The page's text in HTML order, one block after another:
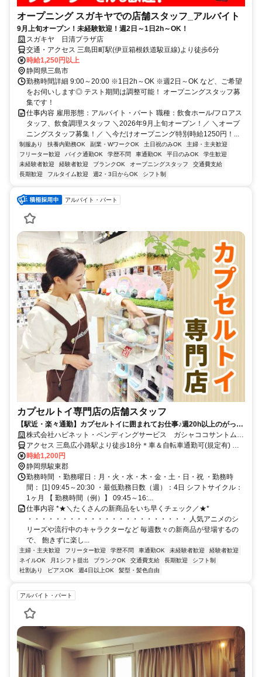
オープニング スガキヤでの店舗スタッフ_アルバイト
9月上旬オープン！未経験歓迎！週2日～1日2h～OK！
スガキヤ 日清プラザ店
交通・アクセス 三島田町駅(伊豆箱根鉄道駿豆線)より徒歩6分
時給1,250円以上
静岡県三島市
勤務時間詳細 9:00～20:00 ※1日2h～OK ※週2日～OK など、ご希望
をお伺いします◎ テスト期間は調整可能！ オープニングスタッフ募
集です！
仕事内容 雇用形態：アルバイト・パート 職種：飲食ホール/フロアス
タッフ、飲食調理スタッフ ＼2026年9月上旬オープン！／ ＼オープ
ニングスタッフ募集！／ ＼今だけオープニング特別時給1250円！...
制服あり 扶養内勤務OK 副業・WワークOK 土日祝のみOK
主婦・主夫歓迎
フリーター歓迎
バイク通勤OK 学歴不問 車通勤OK 平日のみOK
学生歓迎
未経験者歓迎
経験者歓迎 ブランクOK オープニングスタッフ
交通費支給
長期歓迎
フルタイム歓迎 週2・3日からOK シフト制
アルバイト・パート
カプセルトイ専門店の店舗スタッフ
【駅近・楽々通勤】カプセルトイに囲まれてお仕事♪週20h以上のがっつ
り働けるシフトです◎髪色自由・ネイル＆ピアスOK
株式会社ハピネット・ベンディングサービス ガシャココサントムー
ン柿田川
アクセス 三島広小路駅より徒歩18分＊車＆自転車通勤可(規定有) ★
公共交通機関の場合交通費全額支給
時給1,200円
静岡県駿東郡
勤務時間 ・勤務曜日：月・火・水・木・金・土・日・祝 ・勤務時
間： [1] 09:45～20:30 ・最低勤務日数（週）：4日 シフトサイクル：
1ヶ月 【 勤務時間（例）】 09:45～16:...
仕事内容 *★＼たくさんの新商品をいち早くチェック／★*
・・・・・・・・・・・・・・・・・・・・・・・ 人気アニメのシ
リーズや流行中のキャラクターなど 毎週数々の新商品が登場するの
で、 飽きずに楽し...
主婦・主夫歓迎 フリーター歓迎 学歴不問 車通勤OK 未経験者歓迎
経験者歓迎
ネイルOK
月1シフト提出 ブランクOK 交通費支給 長期歓迎
シフト制
社割あり
ピアスOK 週4日以上OK 髪型・髪色自由
アルバイト・パート